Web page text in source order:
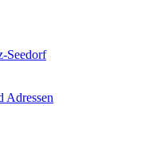
Seedorf
Adressen